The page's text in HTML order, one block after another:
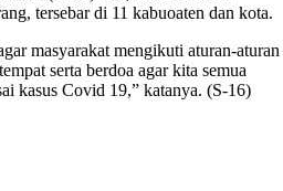
tersebar di 11 kabuoaten dan kota.
masyarakat mengikuti aturan-aturan
serta berdoa agar kita semua
kasus Covid 19,” katanya. (S-16)